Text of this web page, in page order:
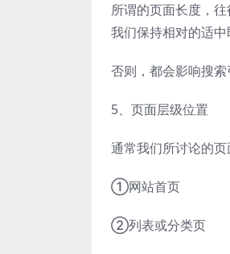
所谓的页面长度，
我们保持相对的适中
否则，都会影响搜索
5、页面层级位置
通常我们所讨论的
①网站首页
②列表或分类页